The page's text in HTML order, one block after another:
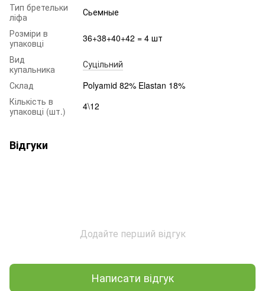
Тип бретельки
ліфа
Сьемные
Розміри в
упаковці
36+38+40+42 = 4 шт
Вид
купальника
Суцільний
Склад
Polyamid 82% Elastan 18%
Кількість в
упаковці (шт.)
4\12
Відгуки
Додайте перший відгук
Написати відгук